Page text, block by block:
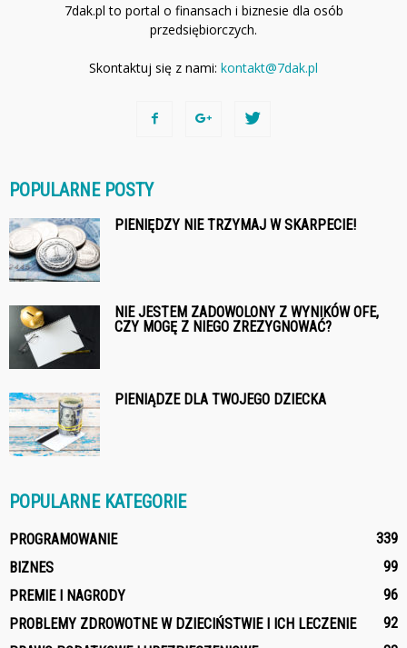
7dak.pl to portal o finansach i biznesie dla osób
przedsiębiorczych.
Skontaktuj się z nami: kontakt@7dak.pl
POPULARNE POSTY
PIENIĘDZY NIE TRZYMAJ W SKARPECIE!
NIE JESTEM ZADOWOLONY Z WYNIKÓW OFE,
CZY MOGĘ Z NIEGO ZREZYGNOWAĆ?
PIENIĄDZE DLA TWOJEGO DZIECKA
POPULARNE KATEGORIE
PROGRAMOWANIE
339
BIZNES
99
PREMIE I NAGRODY
96
PROBLEMY ZDROWOTNE W DZIECIŃSTWIE I ICH LECZENIE
92